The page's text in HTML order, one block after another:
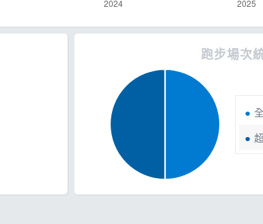
跑步場次